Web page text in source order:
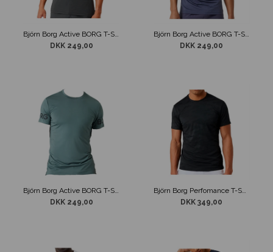
Björn Borg Active BORG T-Shirt Mørkegrå
DKK 249,00
Björn Borg Active BORG T-Shirt Mørkelilla
DKK 249,00
Björn Borg Active BORG T-Shirt Støvet Grøn
DKK 249,00
Björn Borg Perfomance T-Shirt Sort
DKK 349,00